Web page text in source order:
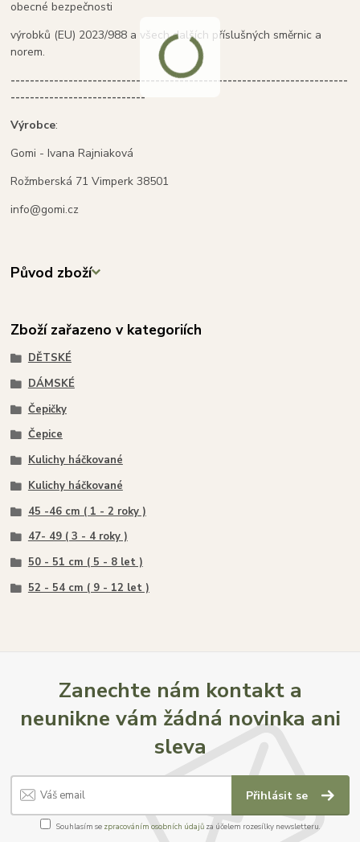
obecné bezpečnosti
výrobků (EU) 2023/988 a všech dalších příslušných směrnic a
norem.
----------------------------------------------------------------------
----------------------------
Výrobce:
Gomi - Ivana Rajniaková
Rožmberská 71 Vimperk 38501
info@gomi.cz
Původ zboží
Zboží zařazeno v kategoriích
DĚTSKÉ
DÁMSKÉ
Čepičky
Čepice
Kulichy háčkované
Kulichy háčkované
45 -46 cm ( 1 - 2 roky )
47- 49 ( 3 - 4 roky )
50 - 51 cm ( 5 - 8 let )
52 - 54 cm ( 9 - 12 let )
Zanechte nám kontakt a
neunikne vám žádná novinka ani
sleva
Přihlásit se
Souhlasím se zpracováním osobních údajůza účelem rozesílky newsletteru.